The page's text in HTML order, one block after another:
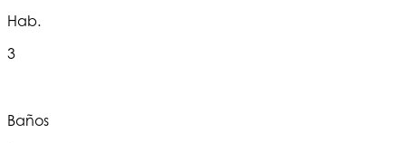
Hab.
3
Baños